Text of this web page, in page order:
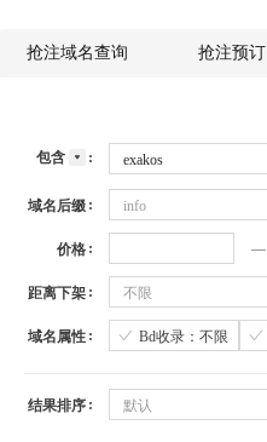
抢注域名查询 抢注预订
包含
域名后缀 info
价格
距离下架 不限
域名属性 Bd收录：不限
结果排序 默认